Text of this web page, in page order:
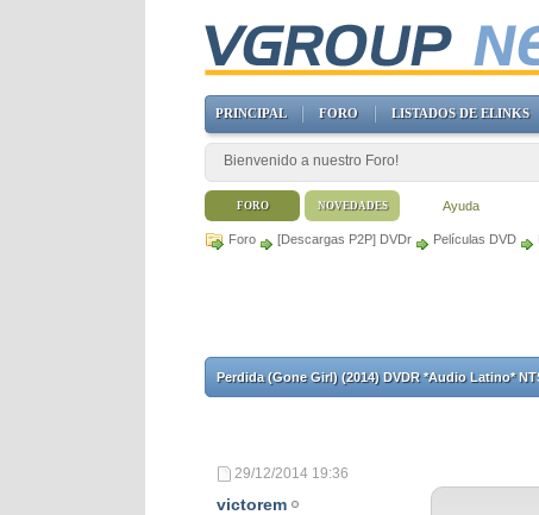
Foro [Descargas P2P] DVDr Películas DVD
Perdida (Gone Girl) (2014) DVDR *Audio Latino*
29/12/2014 19:36
victorem
PRINCIPAL FORO LISTADOS DE ELINKS
Bienvenido a nuestro Foro!
FORO Ayuda
NOVEDADES